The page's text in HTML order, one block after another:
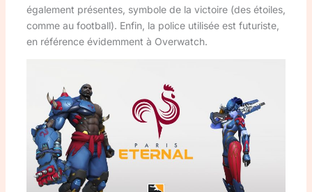
également présentes, symbole de la victoire (des étoiles,
comme au football). Enfin, la police utilisée est futuriste,
en référence évidemment à Overwatch.